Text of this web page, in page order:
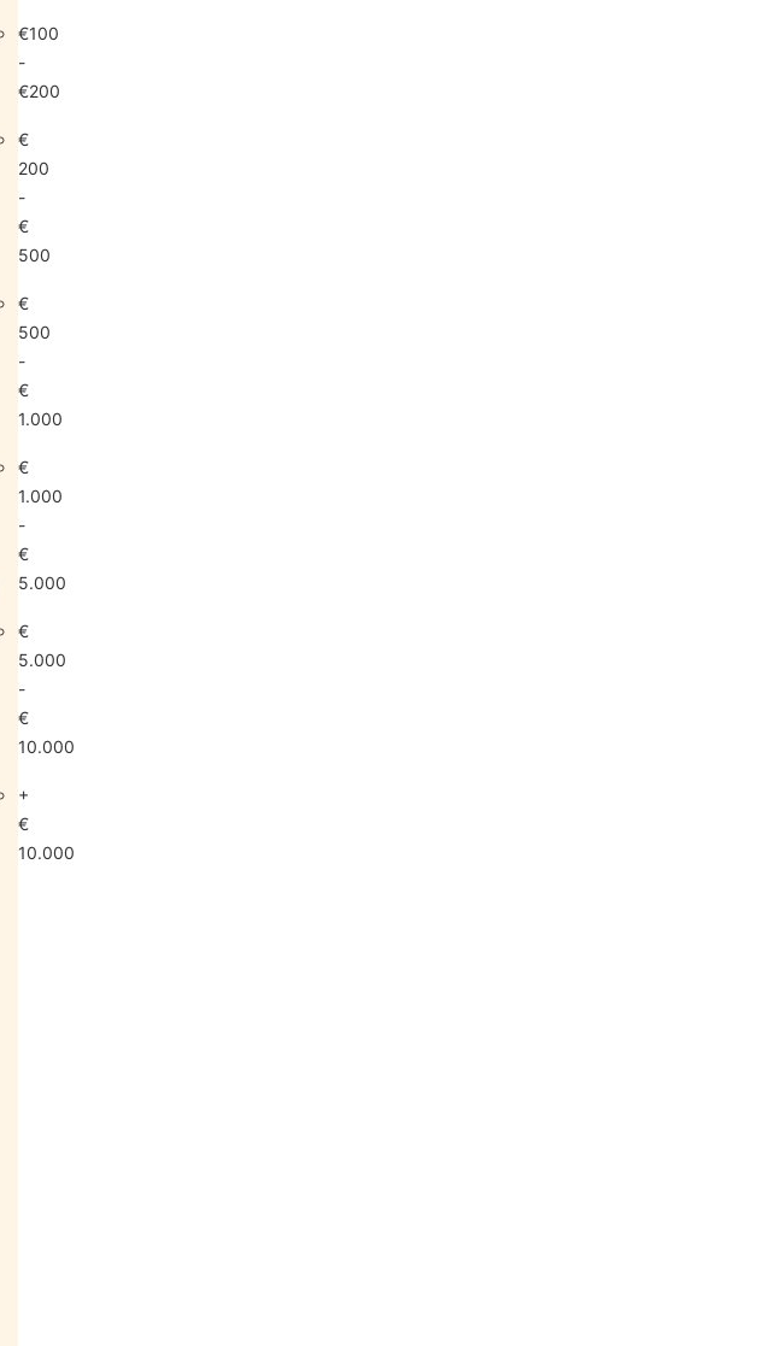
€100
-
€200
€
200
-
€
500
€
500
-
€
1.000
€
1.000
-
€
5.000
€
5.000
-
€
10.000
+
€
10.000